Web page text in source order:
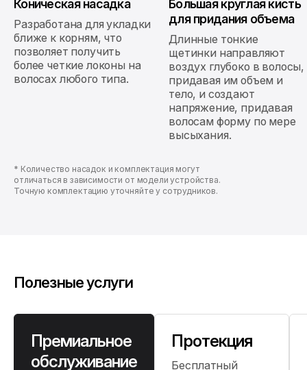
Коническая насадка
Разработана для укладки
ближе к корням, что
позволяет получить
более четкие локоны на
волосах любого типа.
Большая круглая кисть
для придания объема
Длинные тонкие
щетинки направляют
воздух глубоко в волосы,
придавая им объем и
тело, и создают
напряжение, придавая
волосам форму по мере
высыхания.
* Количество насадок и комплектация могут
отличаться в зависимости от модели устройства.
Точную комплектацию уточняйте у сотрудников.
Полезные услуги
Премиальное
обслуживание
Протекция
Бесплатный